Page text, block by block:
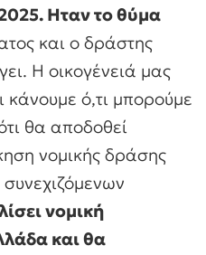
Ηταν το θύμα
και ο δράστης
Η οικογένειά μας
κάνουμε ό,τι μπορούμε
θα αποδοθεί
νομικής δράσης
νομική
και θα